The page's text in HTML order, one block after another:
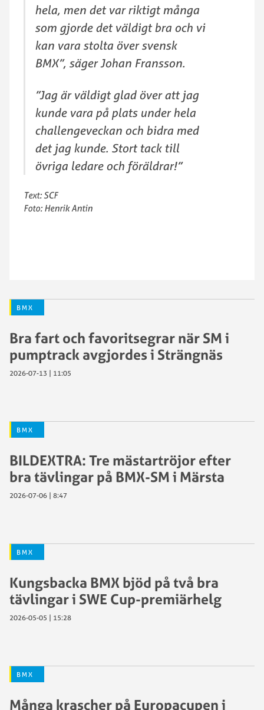
hela, men det var riktigt många
som gjorde det väldigt bra och vi
kan vara stolta över svensk
BMX”, säger Johan Fransson.
”Jag är väldigt glad över att jag
kunde vara på plats under hela
challengeveckan och bidra med
det jag kunde. Stort tack till
övriga ledare och föräldrar!”
Text: SCF
Foto: Henrik Antin
BMX
Bra fart och favoritsegrar när SM i
pumptrack avgjordes i Strängnäs
2026-07-13 | 11:05
BMX
BILDEXTRA: Tre mästartröjor efter
bra tävlingar på BMX-SM i Märsta
2026-07-06 | 8:47
BMX
Kungsbacka BMX bjöd på två bra
tävlingar i SWE Cup-premiärhelg
2026-05-05 | 15:28
BMX
Många krascher på Europacupen i